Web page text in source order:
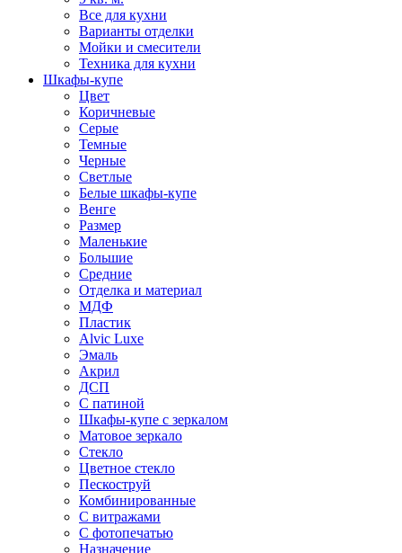
Все для кухни
Варианты отделки
Мойки и смесители
Техника для кухни
Шкафы-купе
Цвет
Коричневые
Серые
Темные
Черные
Светлые
Белые шкафы-купе
Венге
Размер
Маленькие
Большие
Средние
Отделка и материал
МДФ
Пластик
Alvic Luxe
Эмаль
Акрил
ДСП
С патиной
Шкафы-купе с зеркалом
Матовое зеркало
Стекло
Цветное стекло
Пескоструй
Комбинированные
С витражами
С фотопечатью
Назначение